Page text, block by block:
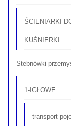
ŚCIENIARKI
KUŚNIERKI
Stebnówki
1-IGŁOWE
transport